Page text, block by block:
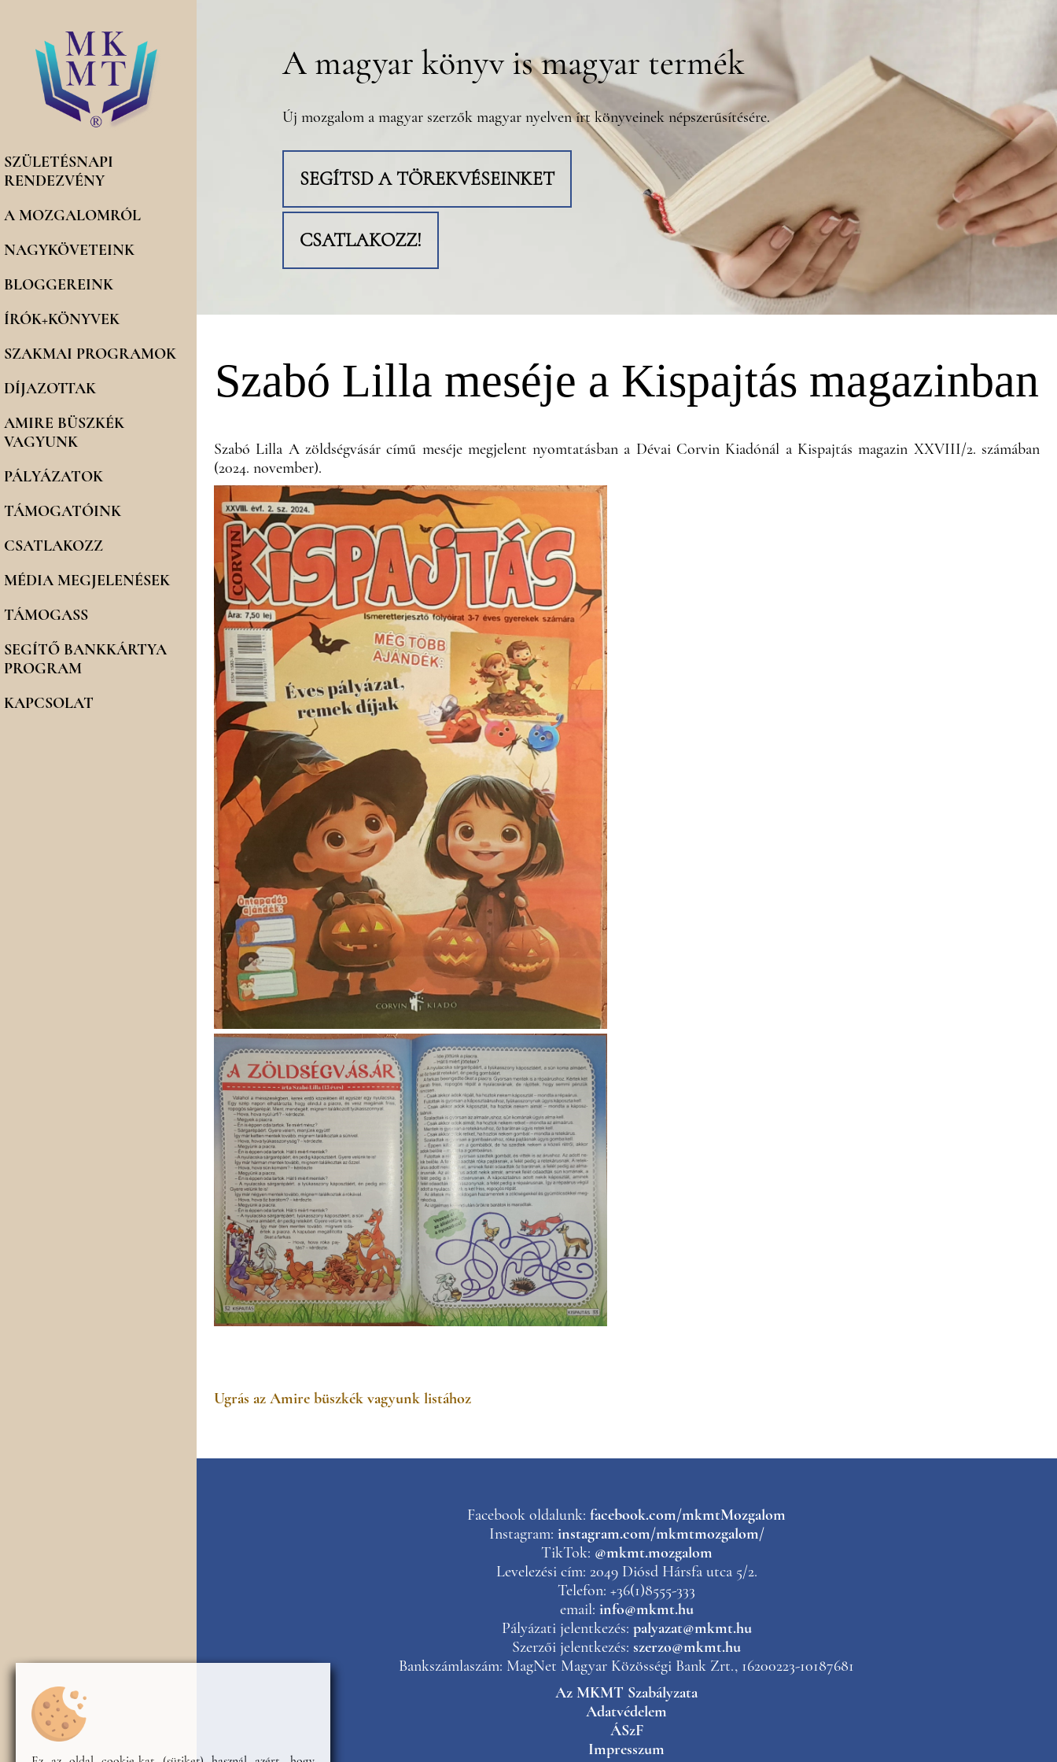
SZÜLETÉSNAPI
RENDEZVÉNY
A MOZGALOMRÓL
NAGYKÖVETEINK
BLOGGEREINK
ÍRÓK+KÖNYVEK
SZAKMAI PROGRAMOK
DÍJAZOTTAK
AMIRE BÜSZKÉK
VAGYUNK
PÁLYÁZATOK
TÁMOGATÓINK
CSATLAKOZZ
MÉDIA MEGJELENÉSEK
TÁMOGASS
SEGÍTŐ BANKKÁRTYA
PROGRAM
KAPCSOLAT
A magyar könyv is magyar termék
Új mozgalom a magyar szerzők magyar nyelven írt könyveinek népszerűsítésére.
SEGÍTSD A TÖREKVÉSEINKET
CSATLAKOZZ!
Szabó Lilla meséje a Kispajtás magazinban
Szabó Lilla A zöldségvásár című meséje megjelent nyomtatásban a Dévai Corvin Kiadónál a Kispajtás magazin XXVIII/2. számában
(2024. november).
Ugrás az Amire büszkék vagyunk listához
Facebook oldalunk:facebook.com/mkmtMozgalom
Instagram: instagram.com/mkmtmozgalom/
TikTok: @mkmt.mozgalom
Levelezési cím: 2049 Diósd Hársfa utca 5/2.
Telefon: +36(1)8555-333
email: info@mkmt.hu
Pályázati jelentkezés: palyazat@mkmt.hu
Szerzői jelentkezés:szerzo@mkmt.hu
Bankszámlaszám: MagNet Magyar Közösségi Bank Zrt., 16200223-10187681
Az MKMT Szabályzata
Adatvédelem
ÁSzF
Impresszum